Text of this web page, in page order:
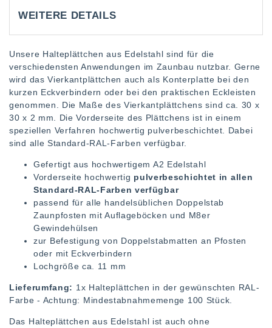
WEITERE DETAILS
Unsere Halteplättchen aus Edelstahl sind für die
verschiedensten Anwendungen im Zaunbau nutzbar. Gerne
wird das Vierkantplättchen auch als Konterplatte bei den
kurzen Eckverbindern oder bei den praktischen Eckleisten
genommen. Die Maße des Vierkantplättchens sind ca. 30 x
30 x 2 mm. Die Vorderseite des Plättchens ist in einem
speziellen Verfahren hochwertig pulverbeschichtet. Dabei
sind alle Standard-RAL-Farben verfügbar.
Gefertigt aus hochwertigem A2 Edelstahl
Vorderseite hochwertig pulverbeschichtet in allen
Standard-RAL-Farben verfügbar
passend für alle handelsüblichen Doppelstab
Zaunpfosten mit Auflageböcken und M8er
Gewindehülsen
zur Befestigung von Doppelstabmatten an Pfosten
oder mit Eckverbindern
Lochgröße ca. 11 mm
Lieferumfang: 1x Halteplättchen in der gewünschten RAL-
Farbe - Achtung: Mindestabnahmemenge 100 Stück.
Das Halteplättchen aus Edelstahl ist auch ohne